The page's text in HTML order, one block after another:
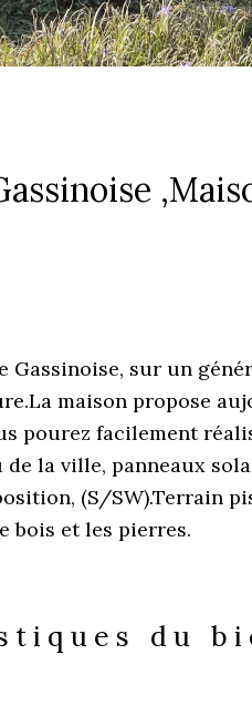
Gassinoise, sur un
maison propose
pourez facilement
de la ville, panneaux
(S/SW).Terrain
bois et les pierres.
du